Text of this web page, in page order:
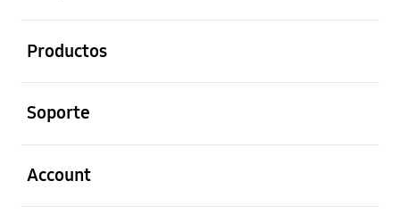
Productos
Soporte
Account